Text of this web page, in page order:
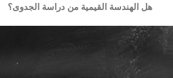
هل الهندسة القيمية من دراسة الجدوى؟